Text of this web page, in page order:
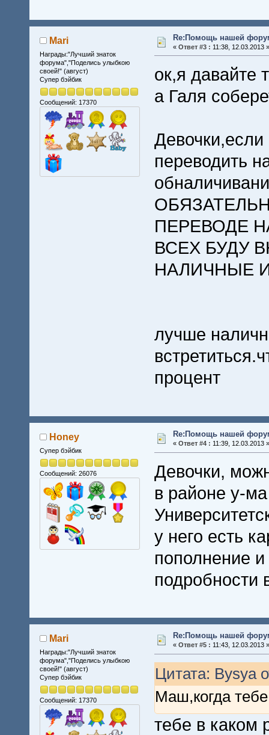
Mari
Награды:"Лучший знаток
форума","Поделись улыбкою
своей!" (август)
Супер бэйбик
Сообщений: 17370
Re:Помощь нашей
« Ответ #3 : 11:38, 12.03.2013 »
ок,я давайте
а Галя
Девочки,если
переводить
ПЕРЕВОДЕ
ВСЕХ БУДУ
НАЛИЧНЫЕ
лучше
процент
Honey
Супер бэйбик
Сообщений: 26076
Re:Помощь нашей
« Ответ #4 : 11:39, 12.03.2013 »
Девочки,
в районе у-
у него есть
пополнение
подробности
Mari
Награды:"Лучший знаток
форума","Поделись улыбкою
своей!" (август)
Супер бэйбик
Сообщений: 17370
Re:Помощь нашей
« Ответ #5 : 11:43, 12.03.2013 »
Цитата: Bysya
Маш,когда тебе
тебе в каком